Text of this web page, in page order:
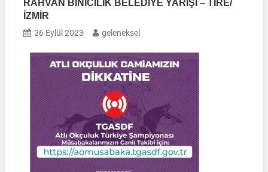
RAHVAN BİNİCİLİK BELEDİYE YARIŞI – TİRE/
İZMİR
26 Eylül 2023 geleneksel